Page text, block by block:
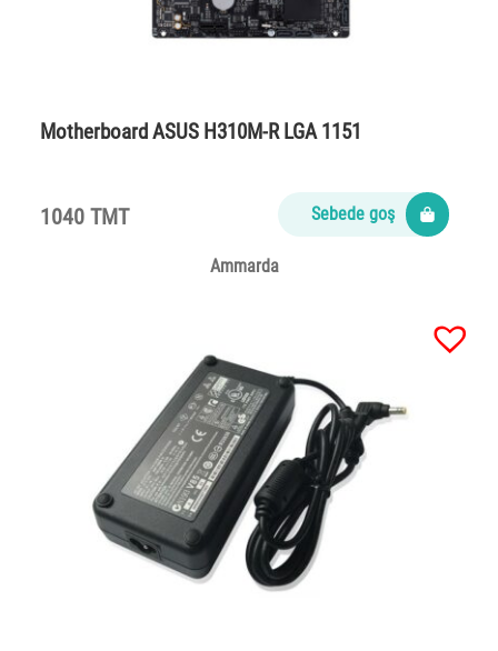
Motherboard ASUS H310M-R LGA 1151
1040 TMT Sebede goş
Ammarda